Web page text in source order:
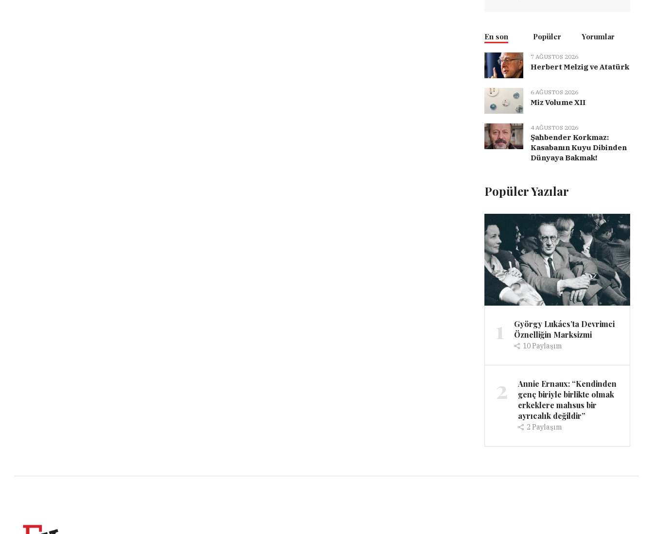
En son Popüler Yorumlar
7 AĞUSTOS 2026
Herbert Melzig ve Atatürk
6 AĞUSTOS 2026
Miz Volume XII
4 AĞUSTOS 2026
Şahbender Korkmaz:
Kasabanın Kuyu Dibinden
Dünyaya Bakmak!
Popüler Yazılar
1
György Lukács’ta Devrimci
Öznelliğin Marksizmi
10Paylaşım
2
Annie Ernaux: “Kendinden
genç biriyle birlikte olmak
erkeklere mahsus bir
ayrıcalık değildir”
2Paylaşım